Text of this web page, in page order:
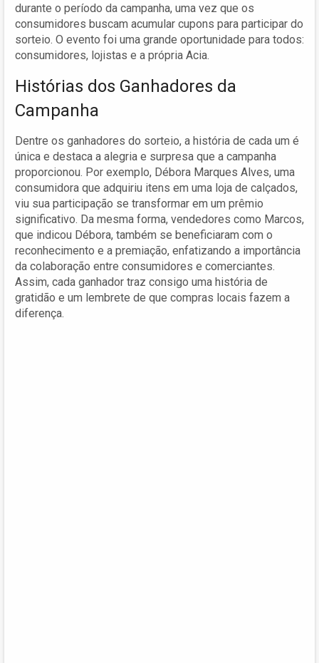
durante o período da campanha, uma vez que os
consumidores buscam acumular cupons para participar do
sorteio. O evento foi uma grande oportunidade para todos:
consumidores, lojistas e a própria Acia.
Histórias dos Ganhadores da
Campanha
Dentre os ganhadores do sorteio, a história de cada um é
única e destaca a alegria e surpresa que a campanha
proporcionou. Por exemplo, Débora Marques Alves, uma
consumidora que adquiriu itens em uma loja de calçados,
viu sua participação se transformar em um prêmio
significativo. Da mesma forma, vendedores como Marcos,
que indicou Débora, também se beneficiaram com o
reconhecimento e a premiação, enfatizando a importância
da colaboração entre consumidores e comerciantes.
Assim, cada ganhador traz consigo uma história de
gratidão e um lembrete de que compras locais fazem a
diferença.